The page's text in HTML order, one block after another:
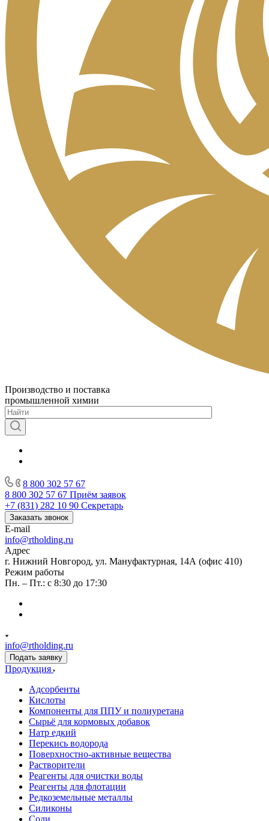
Производство и поставка
промышленной химии
8 800 302 57 67
8 800 302 57 67 Приём заявок
+7 (831) 282 10 90 Секретарь
Заказать звонок
E-mail
info@rtholding.ru
Адрес
г. Нижний Новгород, ул. Мануфактурная, 14А (офис 410)
Режим работы
Пн. – Пт.: с 8:30 до 17:30
info@rtholding.ru
Подать заявку
Продукция
Адсорбенты
Кислоты
Компоненты для ППУ и полиуретана
Сырьё для кормовых добавок
Натр едкий
Перекись водорода
Поверхностно-активные вещества
Растворители
Реагенты для очистки воды
Реагенты для флотации
Редкоземельные металлы
Силиконы
Соли